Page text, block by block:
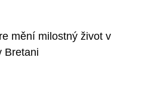
mění milostný život v
Bretani